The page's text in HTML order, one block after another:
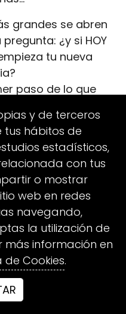
grandes se abren
¿y si HOY
tu nueva
paso de lo que
próxima hora.
siguiente salto?
y de terceros
tus hábitos de
estadísticos,
con tus
o mostrar
web en redes
navegando,
la utilización de
más información en
de Cookies.